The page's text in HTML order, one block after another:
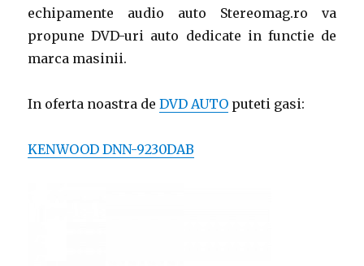
echipamente audio auto Stereomag.ro va
propune DVD-uri auto dedicate in functie de
marca masinii.
In oferta noastra deDVD AUTO puteti gasi:
KENWOOD DNN-9230DAB